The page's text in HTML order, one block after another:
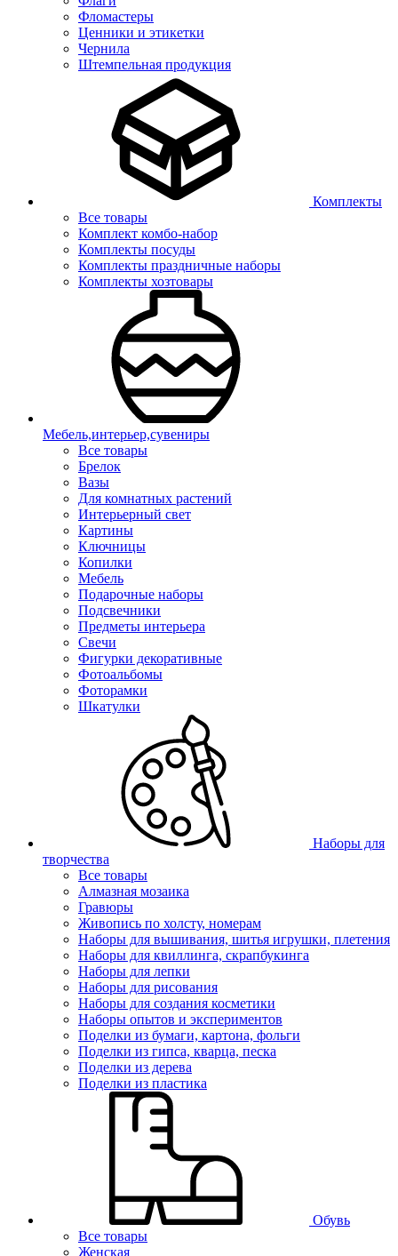
Фломастеры
Ценники и этикетки
Чернила
Штемпельная продукция
Комплекты
Все товары
Комплект комбо-набор
Комплекты посуды
Комплекты праздничные наборы
Комплекты хозтовары
Мебель,интерьер,сувениры
Все товары
Брелок
Вазы
Для комнатных растений
Интерьерный свет
Картины
Ключницы
Копилки
Мебель
Подарочные наборы
Подсвечники
Предметы интерьера
Свечи
Фигурки декоративные
Фотоальбомы
Фоторамки
Шкатулки
Наборы для
творчества
Все товары
Алмазная мозаика
Гравюры
Живопись по холсту, номерам
Наборы для вышивания, шитья игрушки, плетения
Наборы для квиллинга, скрапбукинга
Наборы для лепки
Наборы для рисования
Наборы для создания косметики
Наборы опытов и экспериментов
Поделки из бумаги, картона, фольги
Поделки из гипса, кварца, песка
Поделки из дерева
Поделки из пластика
Обувь
Все товары
Женская